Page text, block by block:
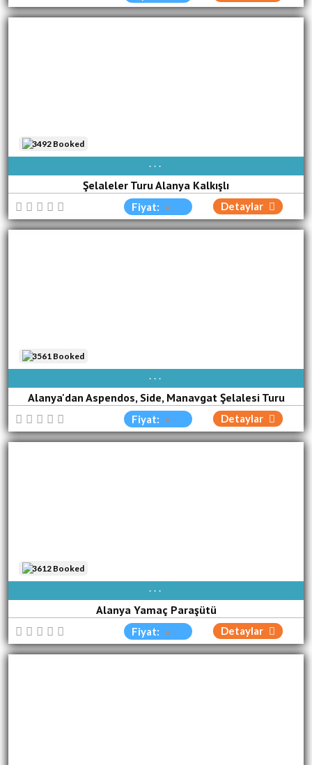
AVAIBLE EVERY DAY
Şelaleler Turu Alanya Kalkışlı
3492 Booked
Fiyat: Detaylar
ÇA[R]
Alanya'dan Aspendos, Side, Manavgat Şelalesi Turu
3561 Booked
Fiyat: Detaylar
AVAIBLE EVERY DAY
Alanya Yamaç Paraşütü
3612 Booked
Fiyat: Detaylar